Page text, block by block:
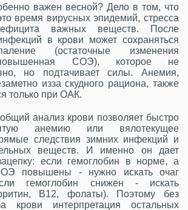
важен весной? Дело в том, что
время вирусных эпидемий, стресса
важных веществ. После
в крови может сохраняться
(остаточные изменения
повышенная СОЭ), которое не
но подтачивает силы. Анемия,
изза скудного рациона, также
только при ОАК.
анализ крови позволяет быстро
анемию или вялотекущее
следствия зимних инфекций и
веществ. И именно он дает
если гемоглобин в норме, а
повышены - нужно искать очаг
гемоглобин снижен - искать
B12, фолаты). Поэтому без
крови интерпретация остальных